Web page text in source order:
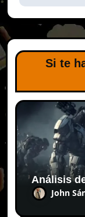
Si te
Análisis
John